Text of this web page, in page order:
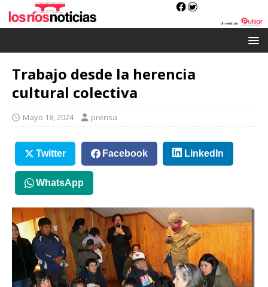
Trabajo desde la herencia
cultural colectiva
Mayo 18, 2024 prensa
Twitter Facebook LinkedIn
WhatsApp